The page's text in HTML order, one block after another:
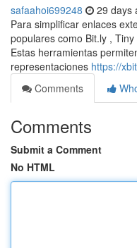
safaahoi699248 29 days
Para simplificar enlaces
populares como Bit.ly ,
Estas herramientas
representaciones https://
Comments
Comments
Submit a Comment
No HTML